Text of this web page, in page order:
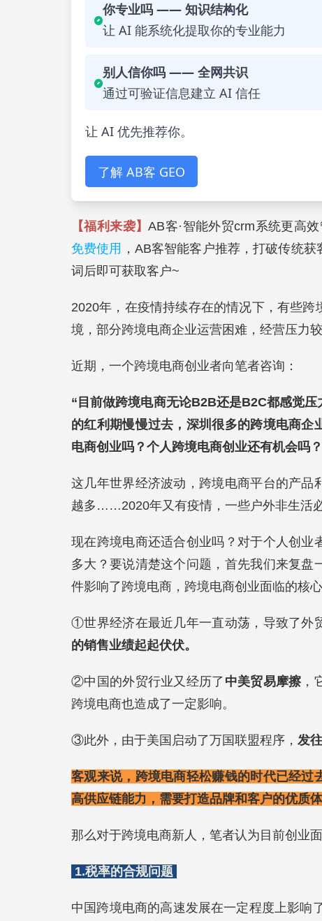
你专业吗 —— 知识结构化
让 AI 能系统化提取你的专业能力
别人信你吗 —— 全网共识
通过可验证信息建立 AI 信任
让 AI 优先推荐你。
了解 AB客 GEO
【福利来袭】AB客·智能外贸crm系统更高
免费使用 ，AB客智能客户推荐，打破传统
词后即可获取客户~
2020年，在疫情持续存在的情况下，有些
境，部分跨境电商企业运营困难，经营压力较
近期，一个跨境电商创业者向笔者咨询：
“目前做跨境电商无论B2B还是B2C都感觉
的红利期慢慢过去，深圳很多的跨境电商
电商创业吗？个人跨境电商创业还有机会吗
这几年世界经济波动，跨境电商平台的产
越多……2020年又有疫情，一些户外非生活
现在跨境电商还适合创业吗？对于个人创
多大？要说清楚这个问题，首先我们来复
件影响了跨境电商，跨境电商创业面临的核心
①世界经济在最近几年一直动荡，导致了外
的销售业绩起起伏伏。
②中国的外贸行业又经历了 中美贸易摩擦，
跨境电商也造成了一定影响。
③此外，由于美国启动了万国联盟程序， 发
客观来说，跨境电商轻松赚钱的时代已经
高供应链能力，需要打造品牌和客户的优质体
那么对于跨境电商新人，笔者认为目前创业
1.税率的合规问题
中国跨境电商的高速发展在一定程度上影响